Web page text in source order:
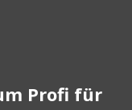
Profi für